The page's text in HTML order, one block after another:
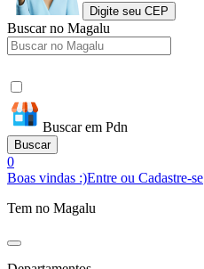
Digite seu CEP
Buscar no Magalu
Buscar em Pdn
Buscar
0
Boas vindas :)Entre ou Cadastre-se
Tem no Magalu